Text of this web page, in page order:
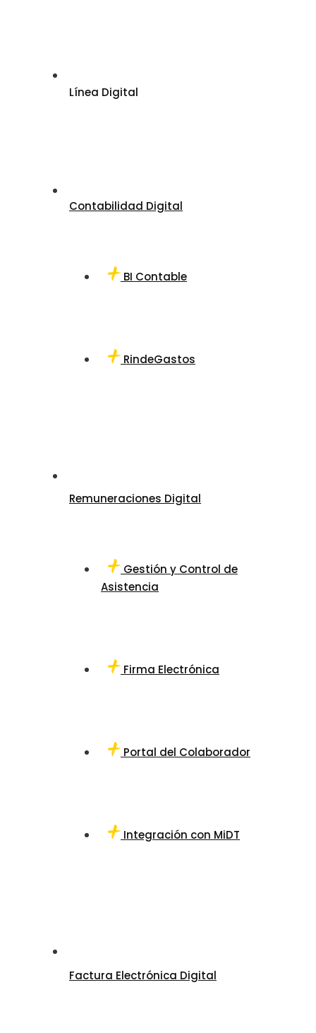
Línea Digital
Contabilidad Digital
BI Contable
RindeGastos
Remuneraciones Digital
Gestión y Control de
Asistencia
Firma Electrónica
Portal del Colaborador
Integración con MiDT
Factura Electrónica Digital